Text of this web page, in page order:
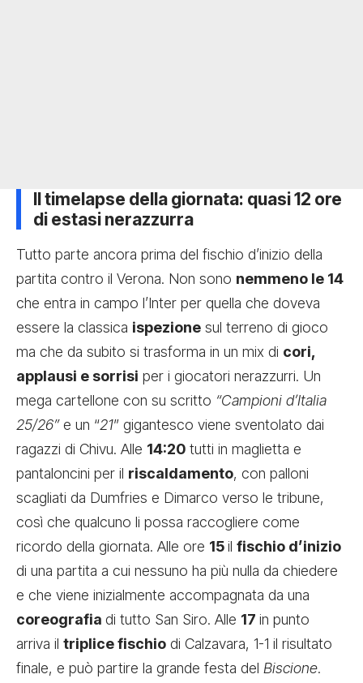
Il timelapse della giornata: quasi 12 ore
di estasi nerazzurra
Tutto parte ancora prima del fischio d’inizio della
partita contro il Verona. Non sono nemmeno le 14
che entra in campo l’Inter per quella che doveva
essere la classica ispezione sul terreno di gioco
ma che da subito si trasforma in un mix di cori,
applausi e sorrisi per i giocatori nerazzurri. Un
mega cartellone con su scritto “Campioni d’Italia
25/26”e un “21” gigantesco viene sventolato dai
ragazzi di Chivu. Alle 14:20 tutti in maglietta e
pantaloncini per il riscaldamento, con palloni
scagliati da Dumfries e Dimarco verso le tribune,
così che qualcuno li possa raccogliere come
ricordo della giornata. Alle ore 15il fischio d’inizio
di una partita a cui nessuno ha più nulla da chiedere
e che viene inizialmente accompagnata da una
coreografia di tutto San Siro. Alle 17 in punto
arriva il triplice fischio di Calzavara, 1-1 il risultato
finale, e può partire la grande festa del Biscione.